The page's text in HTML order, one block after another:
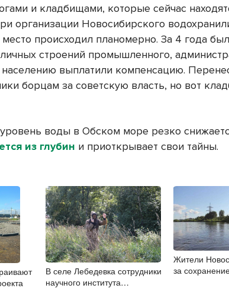
и кладбищами, которые сейчас
организации Новосибирского
происходил планомерно. За 4 года
строений промышленного,
выплатили компенсацию.
борцам за советскую власть, но вот
воды в Обском море резко
из глубин и приоткрывает свои тайны.
В селе Лебедевка сотрудники
научного института
Жители
за